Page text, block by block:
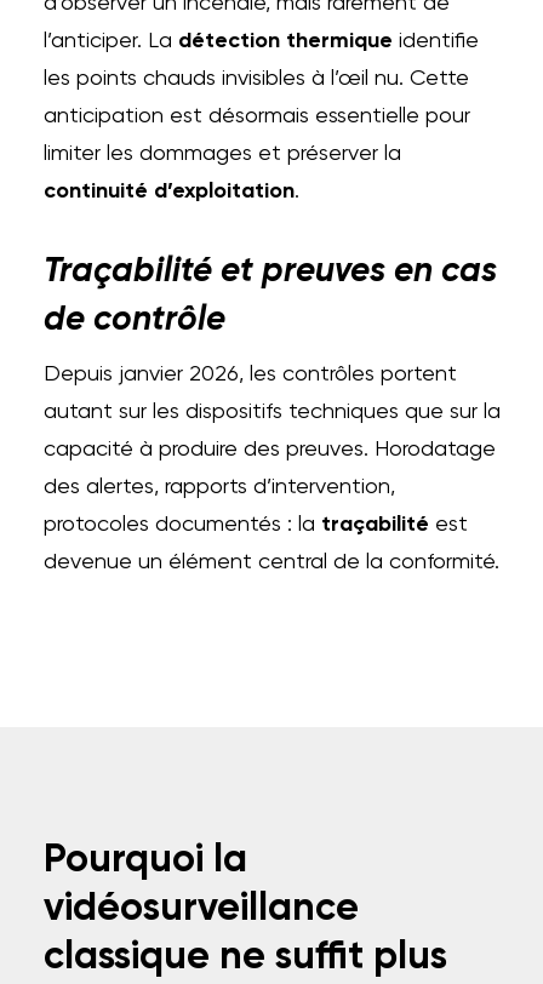
l’anticiper. La détection thermique identifie
les points chauds invisibles à l’œil nu. Cette
anticipation est désormais essentielle pour
limiter les dommages et préserver la
continuité d’exploitation.
Traçabilité et preuves en cas
de contrôle
Depuis janvier 2026, les contrôles portent
autant sur les dispositifs techniques que sur la
capacité à produire des preuves. Horodatage
des alertes, rapports d’intervention,
protocoles documentés : la traçabilité est
devenue un élément central de la conformité.
Pourquoi la
vidéosurveillance
classique ne suffit plus